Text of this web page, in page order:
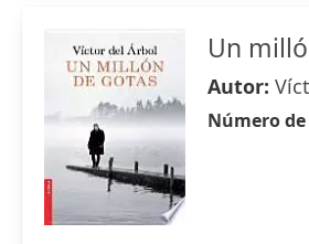
Un
Autor:
Número